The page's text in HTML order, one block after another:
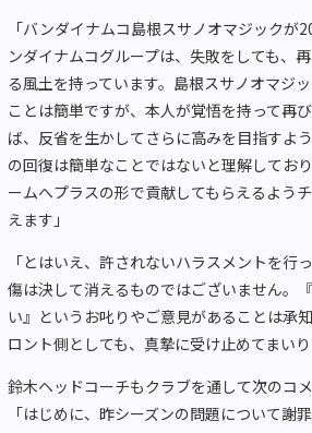
「バンダイナムコ島根スサノオマジックが
ンダイナムコグループは、失敗をしても、
る風土を持っています。島根スサノオマジ
ことは簡単ですが、本人が覚悟を持って再
ば、反省を生かしてさらに高みを目指すよ
の回復は簡単なことではないと理解してお
ームへプラスの形で貢献してもらえるよう
えます」
「とはいえ、許されないハラスメントを行
傷は決して消えるものではございません。
い』というお叱りやご意見があることは承
ロント側としても、真摯に受け止めてまいり
鈴木ヘッドコーチもクラブを通して次のコ
「はじめに、昨シーズンの問題について謝